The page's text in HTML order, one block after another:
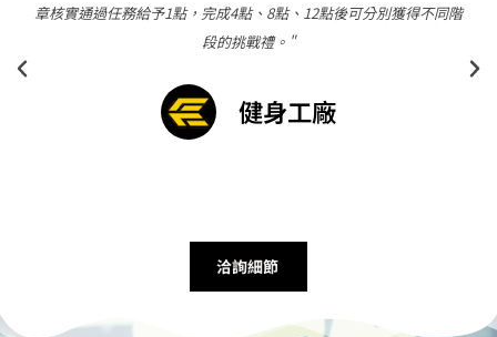
章核實通過任務給予1點，完成4點、8點、12點後可分別獲得不同階
段的挑戰禮。"
健身工廠
洽詢細節